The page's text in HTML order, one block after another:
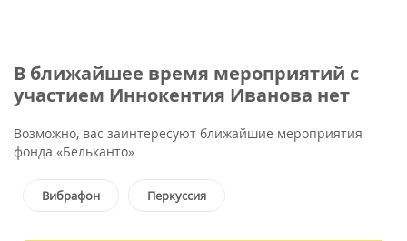
В ближайшее время мероприятий с
участием Иннокентия Иванова нет
Возможно, вас заинтересуют ближайшие мероприятия
фонда «Бельканто»
Вибрафон Перкуссия